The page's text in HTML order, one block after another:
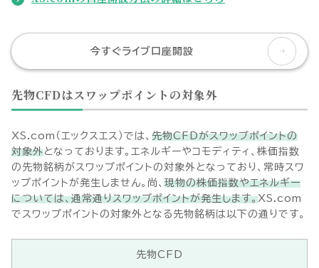
今すぐライブ口座開設
先物CFDはスワップポイントの対象外
XS.com（エックスエス）では、 先物CFDがスワップポイントの
対象外となっております。エネルギーやコモディティ、株価指数
の先物銘柄がスワップポイントの対象外となっており、常時スワ
ップポイントが発生しません。尚、 現物の株価指数やエネルギー
については、通常通りスワップポイントが発生します。XS.com
でスワップポイントの対象外となる先物銘柄は以下の通りです。
先物CFD